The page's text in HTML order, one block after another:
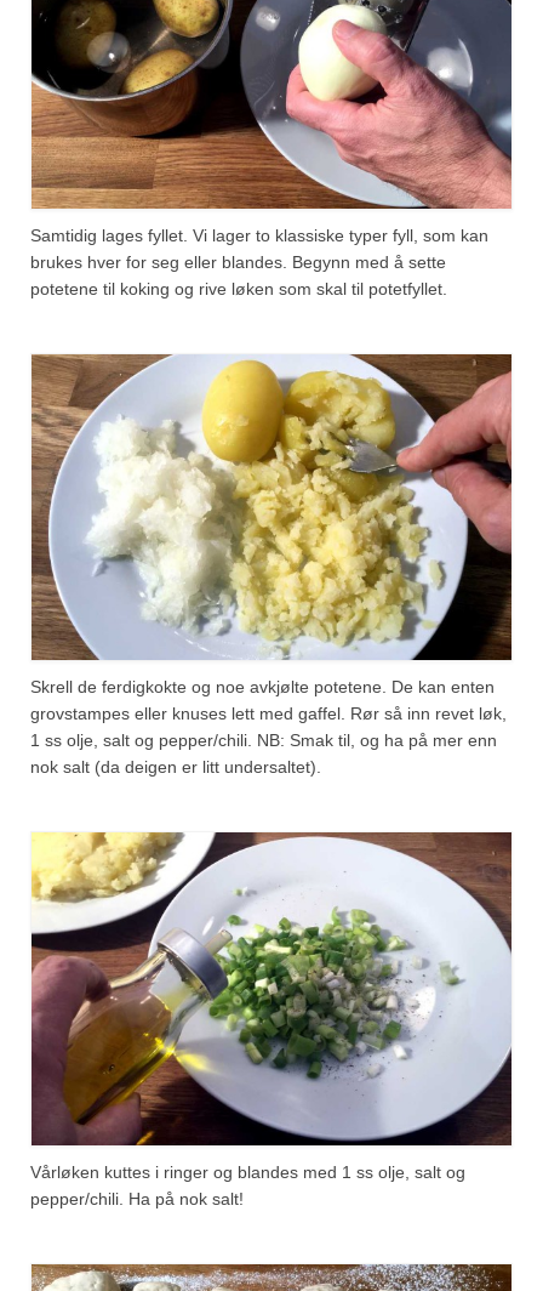
Samtidig lages fyllet. Vi lager to klassiske typer fyll, som kan
brukes hver for seg eller blandes. Begynn med å sette
potetene til koking og rive løken som skal til potetfyllet.
Skrell de ferdigkokte og noe avkjølte potetene. De kan enten
grovstampes eller knuses lett med gaffel. Rør så inn revet løk,
1 ss olje, salt og pepper/chili. NB: Smak til, og ha på mer enn
nok salt (da deigen er litt undersaltet).
Vårløken kuttes i ringer og blandes med 1 ss olje, salt og
pepper/chili. Ha på nok salt!